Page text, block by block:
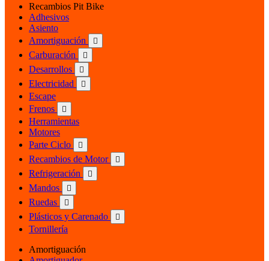
Recambios Pit Bike
Adhesivos
Asiento
Amortiguación

Carburación 
Desarrollos 
Electricidad 
Escape
Frenos

Herramientas
Motores
Parte Ciclo

Recambios de Motor 
Refrigeración 
Mandos 
Ruedas 
Plásticos y Carenado 
Tornillería
Amortiguación